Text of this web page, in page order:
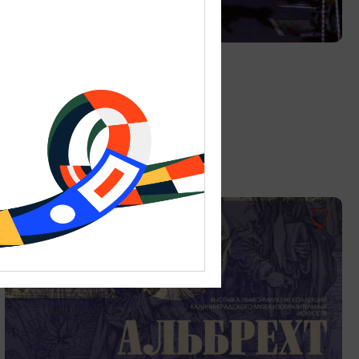
01.06.2026 - 31.08.2026
Калининград, ул. Октябрьская, 3А
ОТ 150₽ ПУШКИНСКАЯ КАРТА